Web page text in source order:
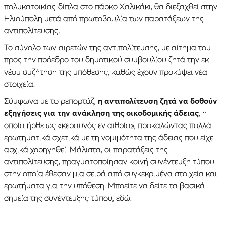
πολυκατοικίας δίπλα στο πάρκο Χαλικάκι, θα διεξαχθεί στην
Ηλιούπολη μετά από πρωτοβουλία των παρατάξεων της
αντιπολίτευσης.
Το σύνολο των αιρετών της αντιπολίτευσης, με αίτημα του
προς την πρόεδρο του δημοτικού συμβουλίου ζητά την εκ
νέου συζήτηση της υπόθεσης, καθώς έχουν προκύψει νέα
στοιχεία.
Σύμφωνα με το ρεπορτάζ, η αντιπολίτευση ζητά να δοθούν
εξηγήσεις για την ανάκληση της οικοδομικής άδειας, η
οποία ήρθε ως «κεραυνός εν αιθρία», προκαλώντας πολλά
ερωτηματικά σχετικά με τη νομιμότητα της άδειας που είχε
αρχικά χορηγηθεί. Μάλιστα, οι παρατάξεις της
αντιπολίτευσης, πραγματοποίησαν κοινή συνέντευξη τύπου
στην οποία έθεσαν μια σειρά από συγκεκριμένα στοιχεία και
ερωτήματα για την υπόθεση. Μποείτε να δείτε τα βασικά
σημεία της συνέντευξης τύπου, εδώ: